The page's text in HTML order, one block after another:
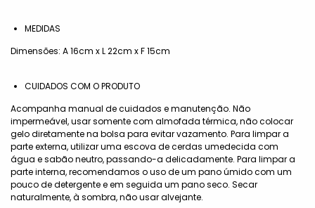
MEDIDAS
Dimensões: A 16cm x L 22cm x F 15cm
CUIDADOS COM O PRODUTO
Acompanha manual de cuidados e manutenção. Não
impermeável, usar somente com almofada térmica, não colocar
gelo diretamente na bolsa para evitar vazamento. Para limpar a
parte externa, utilizar uma escova de cerdas umedecida com
água e sabão neutro, passando-a delicadamente. Para limpar a
parte interna, recomendamos o uso de um pano úmido com um
pouco de detergente e em seguida um pano seco. Secar
naturalmente, à sombra, não usar alvejante.